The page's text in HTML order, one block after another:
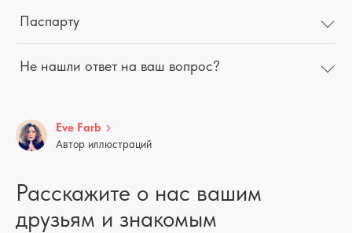
Паспарту
Не нашли ответ на ваш вопрос?
Eve Farb
Автор иллюстраций
Расскажите о нас вашим
друзьям и знакомым